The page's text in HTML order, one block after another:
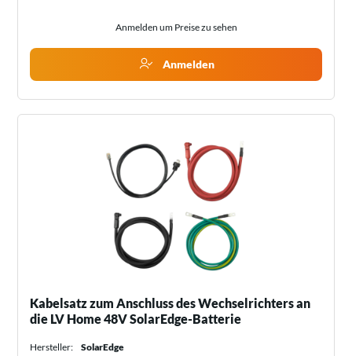
Anmelden um Preise zu sehen
Anmelden
Kabelsatz zum Anschluss des Wechselrichters an
die LV Home 48V SolarEdge-Batterie
Hersteller:
SolarEdge